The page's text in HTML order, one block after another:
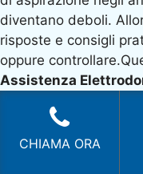
diventano deboli.
risposte e consigli
oppure
Assistenza
diretto verso
ma senza
CHIAMA ORA